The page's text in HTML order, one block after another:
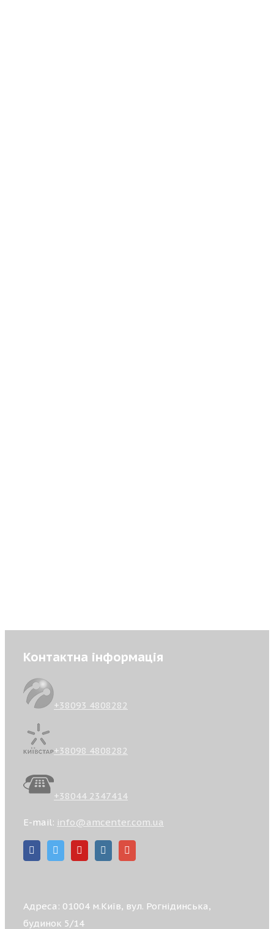
Контактна інформація
+38093 4808282
+38098 4808282
+38044 2347414
E-mail: info@amcenter.com.ua
Адреса: 01004 м.Київ, вул. Рогнідинська,
будинок 5/14